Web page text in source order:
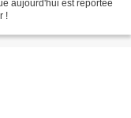
aujourd'hui est reportée
!